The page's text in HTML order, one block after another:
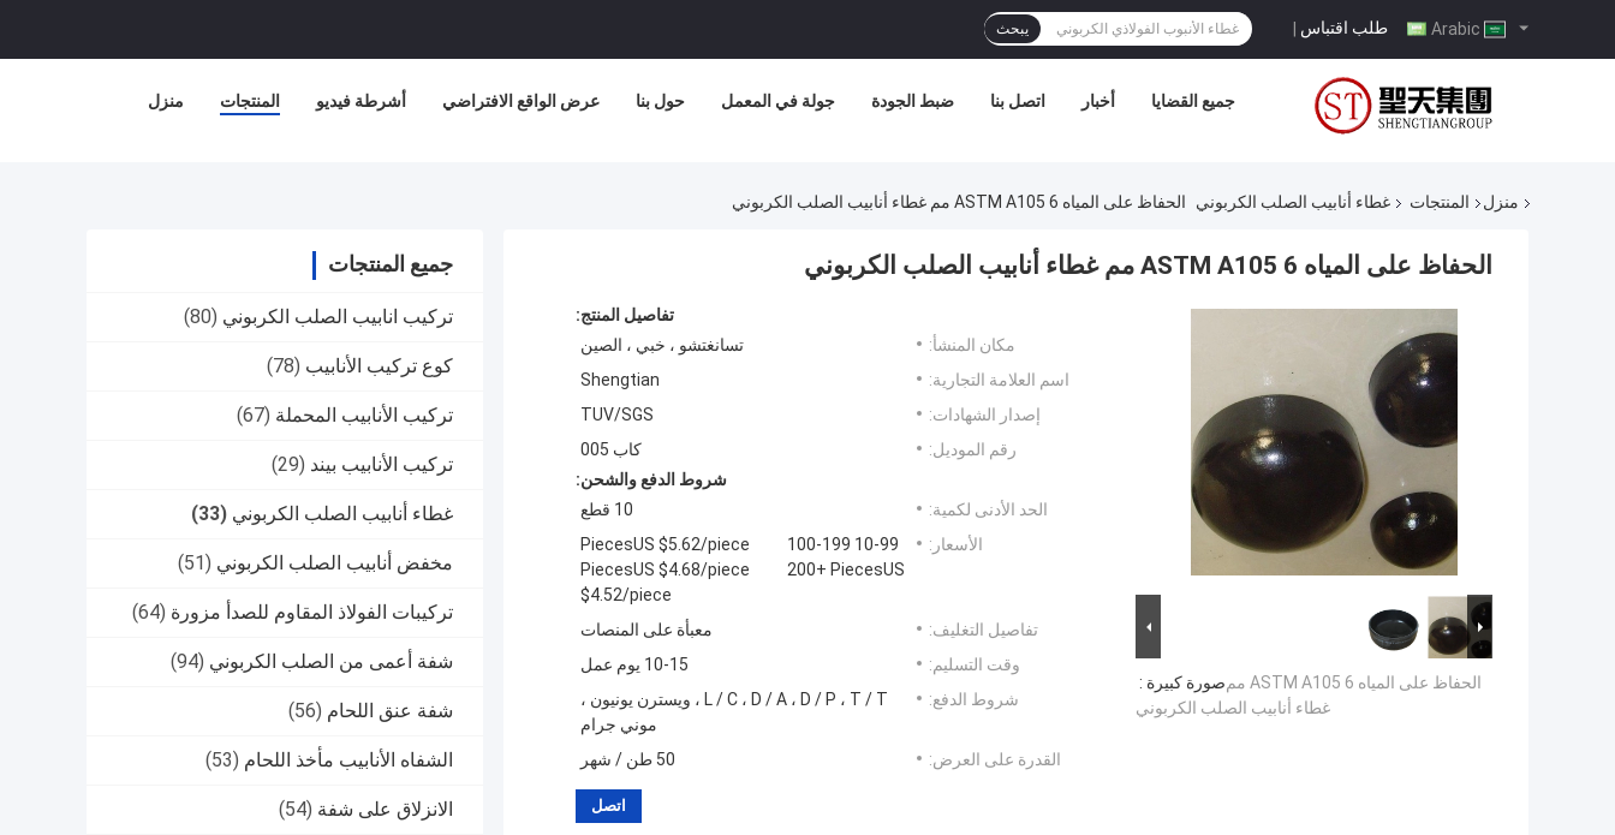
طلب اقتباس | يبحث
منزل المنتجات أشرطة فيديو عرض الواقع الافتراضي حول بنا جولة في المعمل ضبط الجودة اتصل بنا أخبار جميع القضايا
منزل المنتجات غطاء أنابيب الصلب الكربوني الحفاظ على المياه ASTM A105 6 مم غطاء أنابيب الصلب الكربوني
جميع المنتجات
تركيب انابيب الصلب الكربوني (80)
كوع تركيب الأنابيب (78)
تركيب الأنابيب المحملة (67)
تركيب الأنابيب بيند (29)
غطاء أنابيب الصلب الكربوني (33)
مخفض أنابيب الصلب الكربوني (51)
تركيبات الفولاذ المقاوم للصدأ مزورة (64)
شفة أعمى من الصلب الكربوني (94)
شفة عنق اللحام (56)
الشفاه الأنابيب مأخذ اللحام (53)
الانزلاق على شفة (54)
الحفاظ على المياه ASTM A105 6 مم غطاء أنابيب الصلب الكربوني
صورة كبيرة :الحفاظ على المياه ASTM A105 6 مم
غطاء أنابيب الصلب الكربوني
تفاصيل المنتج:
مكان المنشأ:
تسانغتشو ، خبي ، الصين
اسم العلامة التجارية:
Shengtian
إصدار الشهادات:
TUV/SGS
رقم الموديل:
كاب 005
شروط الدفع والشحن:
الحد الأدنى لكمية:
10 قطع
الأسعار:
10-99 PiecesUS $5.62/piece 100-199
PiecesUS $4.68/piece 200+ PiecesUS
$4.52/piece
تفاصيل التغليف:
معبأة على المنصات
وقت التسليم:
10-15 يوم عمل
شروط الدفع:
L / C ، D / A ، D / P ، T / T ، ويسترن يونيون ،
موني جرام
القدرة على العرض:
50 طن / شهر
اتصل